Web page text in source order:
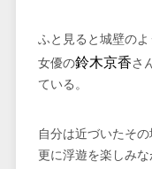
ふと見ると城壁の
女優の鈴木京香さ
ている。
自分は近づいたそ
更に浮遊を楽しみな